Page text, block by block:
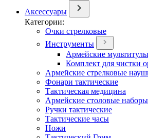
Аксессуары
Категории:
Очки стрелковые
Инструменты
Армейские мультитулы
Комплект для чистки
Армейские стрелковые
Фонари тактические
Тактическая медицина
Армейские столовые наборы
Ручки тактические
Тактические часы
Ножи